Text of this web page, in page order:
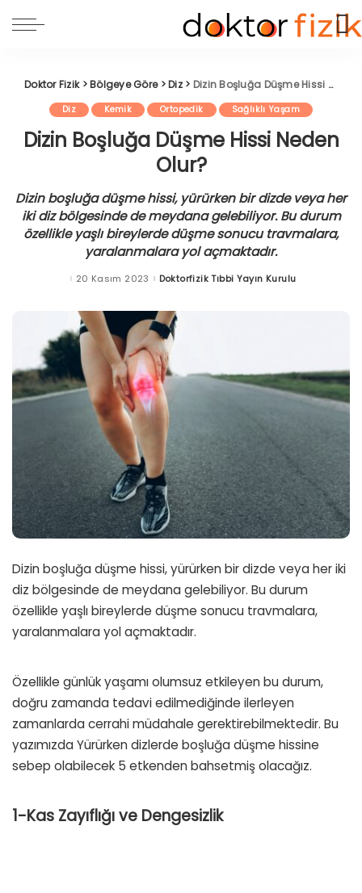
Doktor Fizik>Bölgeye Göre>Diz> Dizin Boşluğa Düşme Hissi Neden Olur?
Diz Kemik Ortopedik Sağlıklı Yaşam
Dizin Boşluğa Düşme Hissi Neden
Olur?
Dizin boşluğa düşme hissi, yürürken bir dizde veya her
iki diz bölgesinde de meydana gelebiliyor. Bu durum
özellikle yaşlı bireylerde düşme sonucu travmalara,
yaralanmalara yol açmaktadır.
20 Kasım 2023 Posted
Doktorfizik Tıbbi Yayın Kurulu
Dizin boşluğa düşme hissi, yürürken bir dizde veya her iki
diz bölgesinde de meydana gelebiliyor. Bu durum
özellikle yaşlı bireylerde düşme sonucu travmalara,
yaralanmalara yol açmaktadır.
Özellikle günlük yaşamı olumsuz etkileyen bu durum,
doğru zamanda tedavi edilmediğinde ilerleyen
zamanlarda cerrahi müdahale gerektirebilmektedir. Bu
yazımızda Yürürken dizlerde boşluğa düşme hissine
sebep olabilecek 5 etkenden bahsetmiş olacağız.
1-Kas Zayıflığı ve Dengesizlik